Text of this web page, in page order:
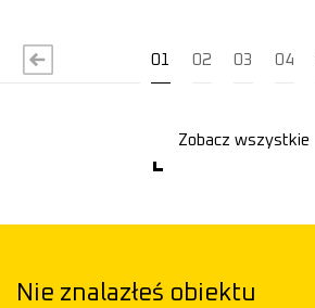
01 02 03 04
Zobacz wszystkie
Nie znalazłeś obiektu